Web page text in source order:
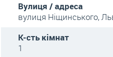
Вулиця / адреса
вулиця Ніщинського,
К-сть кімнат
1